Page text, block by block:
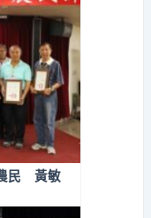
民 黃敏